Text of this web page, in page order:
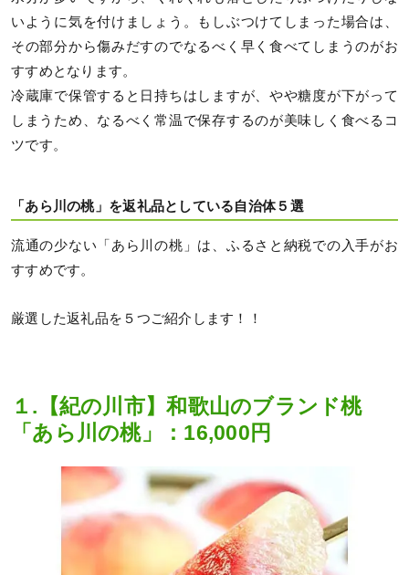
いように気を付けましょう。もしぶつけてしまった場合は、
その部分から傷みだすのでなるべく早く食べてしまうのがお
すすめとなります。
冷蔵庫で保管すると日持ちはしますが、やや糖度が下がって
しまうため、なるべく常温で保存するのが美味しく食べるコ
ツです。
「あら川の桃」を返礼品としている自治体５選
流通の少ない「あら川の桃」は、ふるさと納税での入手がお
すすめです。
厳選した返礼品を５つご紹介します！！
１.【紀の川市】和歌山のブランド桃
「あら川の桃」：16,000円